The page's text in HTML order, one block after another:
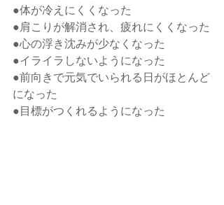
●体が冷えにくくなった
●肩こりが解消され、疲れにくくなった
●心の浮き沈みが少なくなった
●イライラしないようになった
●前向きで元気でいられる日がほとんど
になった
●目標がつくれるようになった